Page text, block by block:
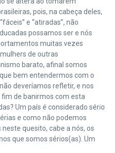
pois, na cabeça deles,
e “atiradas”, não
possamos ser e nós
muitas vezes
de outras
barato, afinal somos
bem entendermos com o
deveríamos refletir, e nos
de banirmos com esta
Um país é considerado sério
e como não podemos
quesito, cabe a nós, os
que somos sérios(as). Um